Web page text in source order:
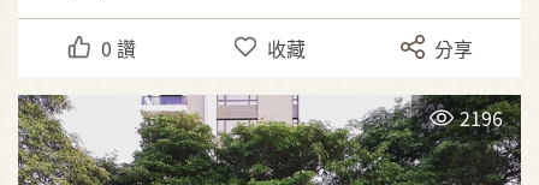
0 讚 收藏 分享
2196